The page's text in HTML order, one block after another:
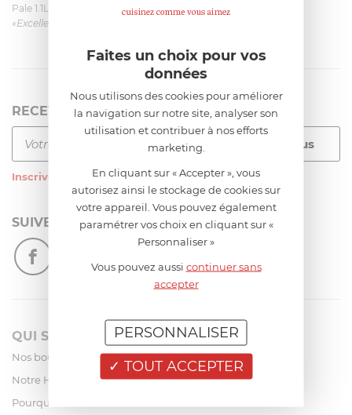
Pale 1.1L pour Glacier Magimix 11031/121/123/124
«Excellent: produit et livraison»
RECEVEZ LA NEWSLETTER
Inscrivez-vous à notre newsletter
SUIVEZ-NOUS
QUI SOMMES-NOUS?
Nos boutiques
Notre Histoire
Pourquoi acheter chez Francis Batt ?
Faites un choix pour vos
données
Nous utilisons des cookies pour améliorer
la navigation sur notre site, analyser son
utilisation et contribuer à nos efforts
marketing.
En cliquant sur « Accepter », vous
autorisez ainsi le stockage de cookies sur
votre appareil. Vous pouvez également
paramétrer vos choix en cliquant sur «
Personnaliser »
Vous pouvez aussi continuer sans
accepter
TOUT ACCEPTER
PERSONNALISER